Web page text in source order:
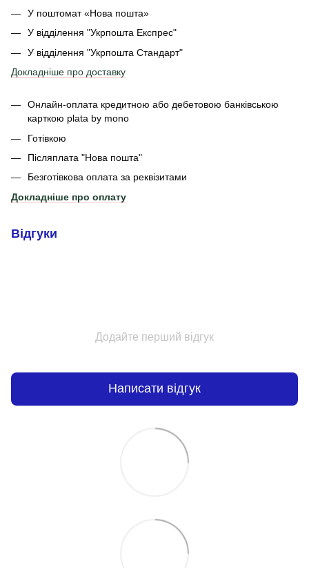
У поштомат «Нова пошта»
У відділення "Укрпошта Експрес"
У відділення "Укрпошта Стандарт"
Докладніше про доставку
Онлайн-оплата кредитною або дебетовою банківською
карткою plata by mono
Готівкою
Післяплата "Нова пошта"
Безготівкова оплата за реквізитами
Докладніше про оплату
Відгуки
Додайте перший відгук
Написати відгук